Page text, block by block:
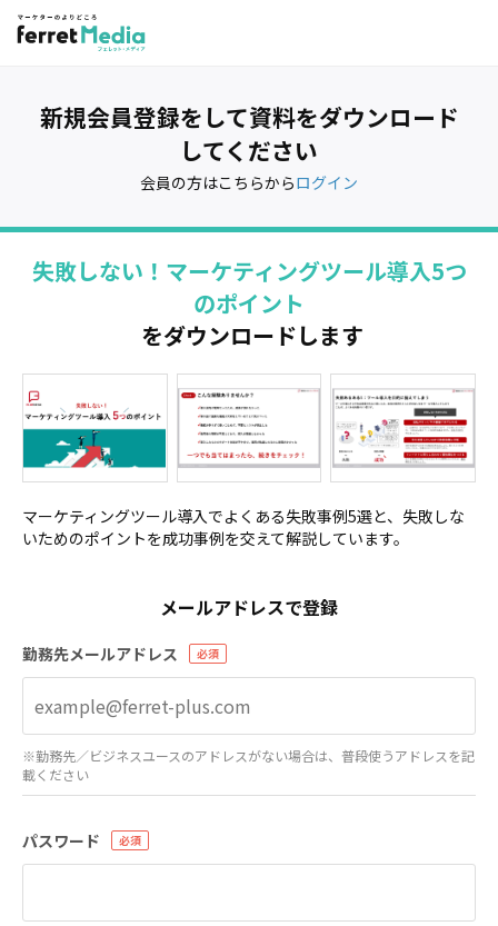
新規会員登録をして資料をダウンロード
してください
会員の方はこちらからログイン
失敗しない！マーケティングツール導入5つ
のポイント
をダウンロードします
マーケティングツール導入でよくある失敗事例5選と、失敗しな
いためのポイントを成功事例を交えて解説しています。
メールアドレスで登録
勤務先メールアドレス
※勤務先／ビジネスユースのアドレスがない場合は、普段使うアドレスを記
載ください
パスワード